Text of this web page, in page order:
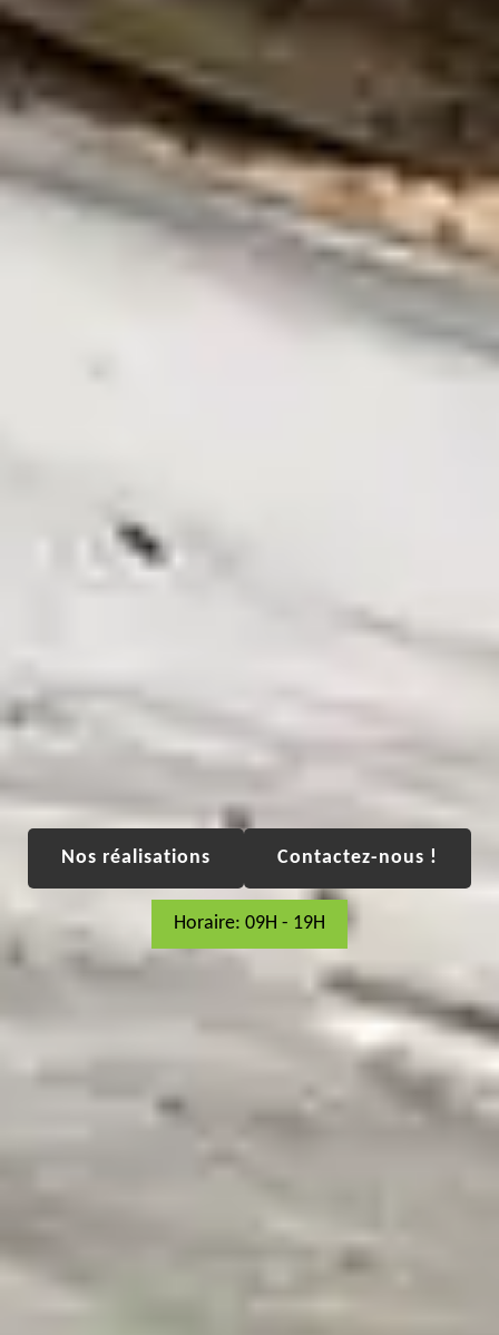
Nos réalisations Contactez-nous !
Horaire: 09H - 19H